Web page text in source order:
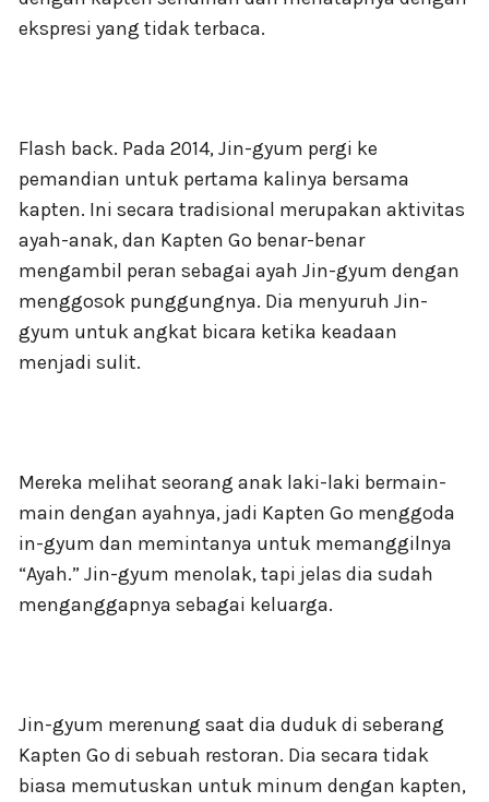
ekspresi yang tidak terbaca.
Flash back. Pada 2014, Jin-gyum pergi ke
pemandian untuk pertama kalinya bersama
kapten. Ini secara tradisional merupakan aktivitas
ayah-anak, dan Kapten Go benar-benar
mengambil peran sebagai ayah Jin-gyum dengan
menggosok punggungnya. Dia menyuruh Jin-
gyum untuk angkat bicara ketika keadaan
menjadi sulit.
Mereka melihat seorang anak laki-laki bermain-
main dengan ayahnya, jadi Kapten Go menggoda
in-gyum dan memintanya untuk memanggilnya
“Ayah.” Jin-gyum menolak, tapi jelas dia sudah
menganggapnya sebagai keluarga.
Jin-gyum merenung saat dia duduk di seberang
Kapten Go di sebuah restoran. Dia secara tidak
biasa memutuskan untuk minum dengan kapten,